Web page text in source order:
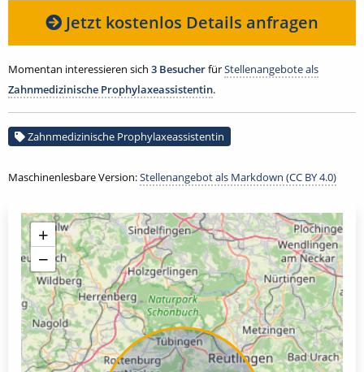
Jetzt kostenlos Details anfragen
Momentan interessieren sich 3 BesucherfürStellenangebote als
Zahnmedizinische Prophylaxeassistentin.
Zahnmedizinische Prophylaxeassistentin
Maschinenlesbare Version:Stellenangebot als Markdown (CC BY 4.0)
+
−